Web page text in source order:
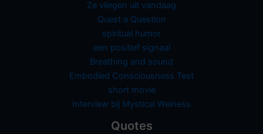
Ze vliegen uit vandaag
Quest a Question
spiritual humor
een positief signaal
Breathing and sound
Embodied Consciousness Test
short movie
Interview bij Mystical Welness
Quotes